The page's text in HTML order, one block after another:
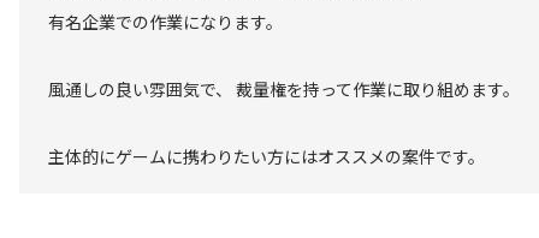
有名企業での作業になります。
風通しの良い雰囲気で、 裁量権を持って作業に取り組めます。
主体的にゲームに携わりたい方にはオススメの案件です。